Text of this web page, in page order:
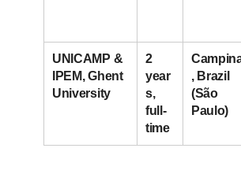
UNICAMP &
IPEM, Ghent
University
2
year
s,
full-
time
, Brazil
(São
Paulo)